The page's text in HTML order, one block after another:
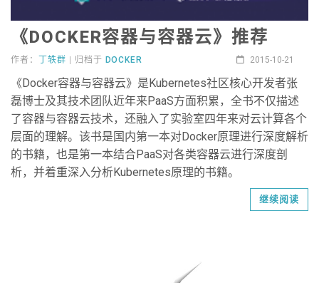
《DOCKER容器与容器云》推荐
作者： 丁轶群 | 归档于 DOCKER 2015-10-21
《Docker容器与容器云》是Kubernetes社区核心开发者张
磊博士及其技术团队近年来PaaS方面积累，全书不仅描述
了容器与容器云技术，还融入了实验室四年来对云计算各个
层面的理解。该书是国内第一本对Docker原理进行深度解析
的书籍，也是第一本结合PaaS对各类容器云进行深度剖
析，并着重深入分析Kubernetes原理的书籍。
继续阅读